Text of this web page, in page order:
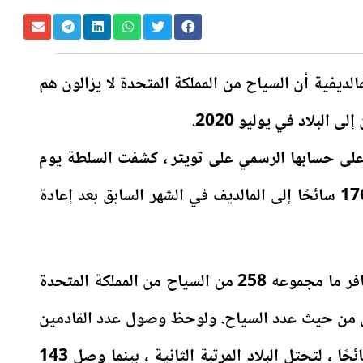
أن السياح من المملكة المتحدة لا يزالون هم
في يوليو 2020.
حسابها الرسمي على تويتر ، كشفت السلطة يوم
الاثنين عن وصول ما مجموعه 1769 سائحًا إلى المالديف في الشهر السابق بعد إعادة
وفقًا لدائرة الهجرة المالديفية ، سافر ما مجموعه 258 من السياح من المملكة المتحدة
من حيث عدد السياح. ولوحظ وصول عدد القادمين
من الولايات المتحدة إلى 189 سائحًا ، لتحتل البلاد المرتبة الثانية ، بينما وصل 143